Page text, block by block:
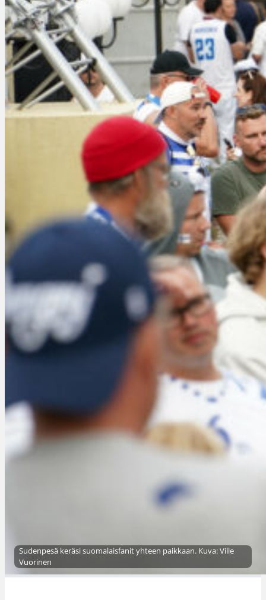
Sudenpesä keräsi suomalaisfanit yhteen paikkaan. Kuva: Ville
Vuorinen